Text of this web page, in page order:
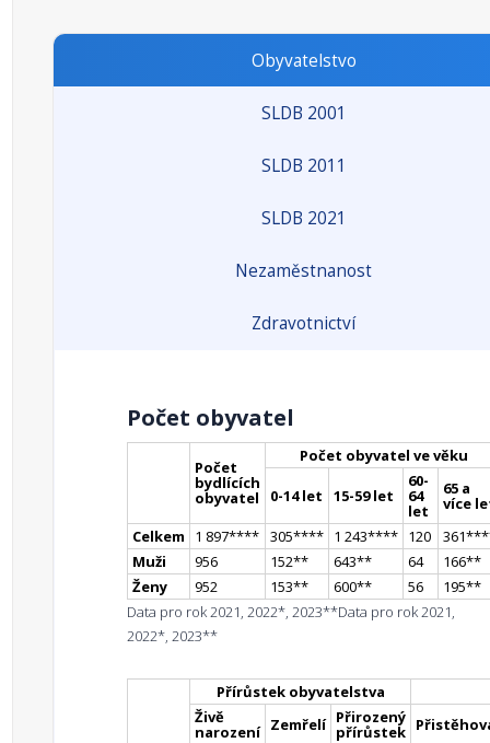
Obyvatelstvo
SLDB 2001
SLDB 2011
SLDB 2021
Nezaměstnanost
Zdravotnictví
Počet obyvatel
Počet
bydlících
obyvatel
Počet obyvatel ve věku
0-14 let 15-59 let
60-
64
let
65 a
více
Celkem
1 897**** 305**** 1 243**** 120 361**
Muži
956 152** 643** 64 166**
Ženy
952 153** 600** 56 195**
Data pro rok 2021, 2022*, 2023**Data pro rok 2021,
2022*, 2023**
Přírůstek obyvatelstva
Živě
narození Zemřelí Přirozený
přírůstek